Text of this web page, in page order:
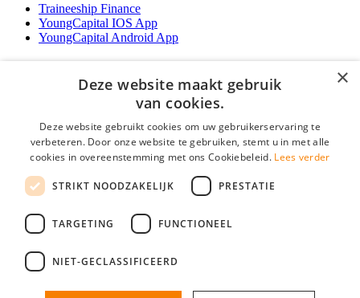
Traineeship Finance
YoungCapital IOS App
YoungCapital Android App
Contractvormen
Brochure aanvragen
Vacature aanmelden
Partners
Contact
Social
×
Deze website maakt gebruik
van cookies.
Deze website gebruikt cookies om uw gebruikerservaring te
verbeteren. Door onze website te gebruiken, stemt u in met alle
cookies in overeenstemming met ons Cookiebeleid. Lees verder
STRIKT NOODZAKELIJK PRESTATIE
TARGETING FUNCTIONEEL
NIET-GECLASSIFICEERD